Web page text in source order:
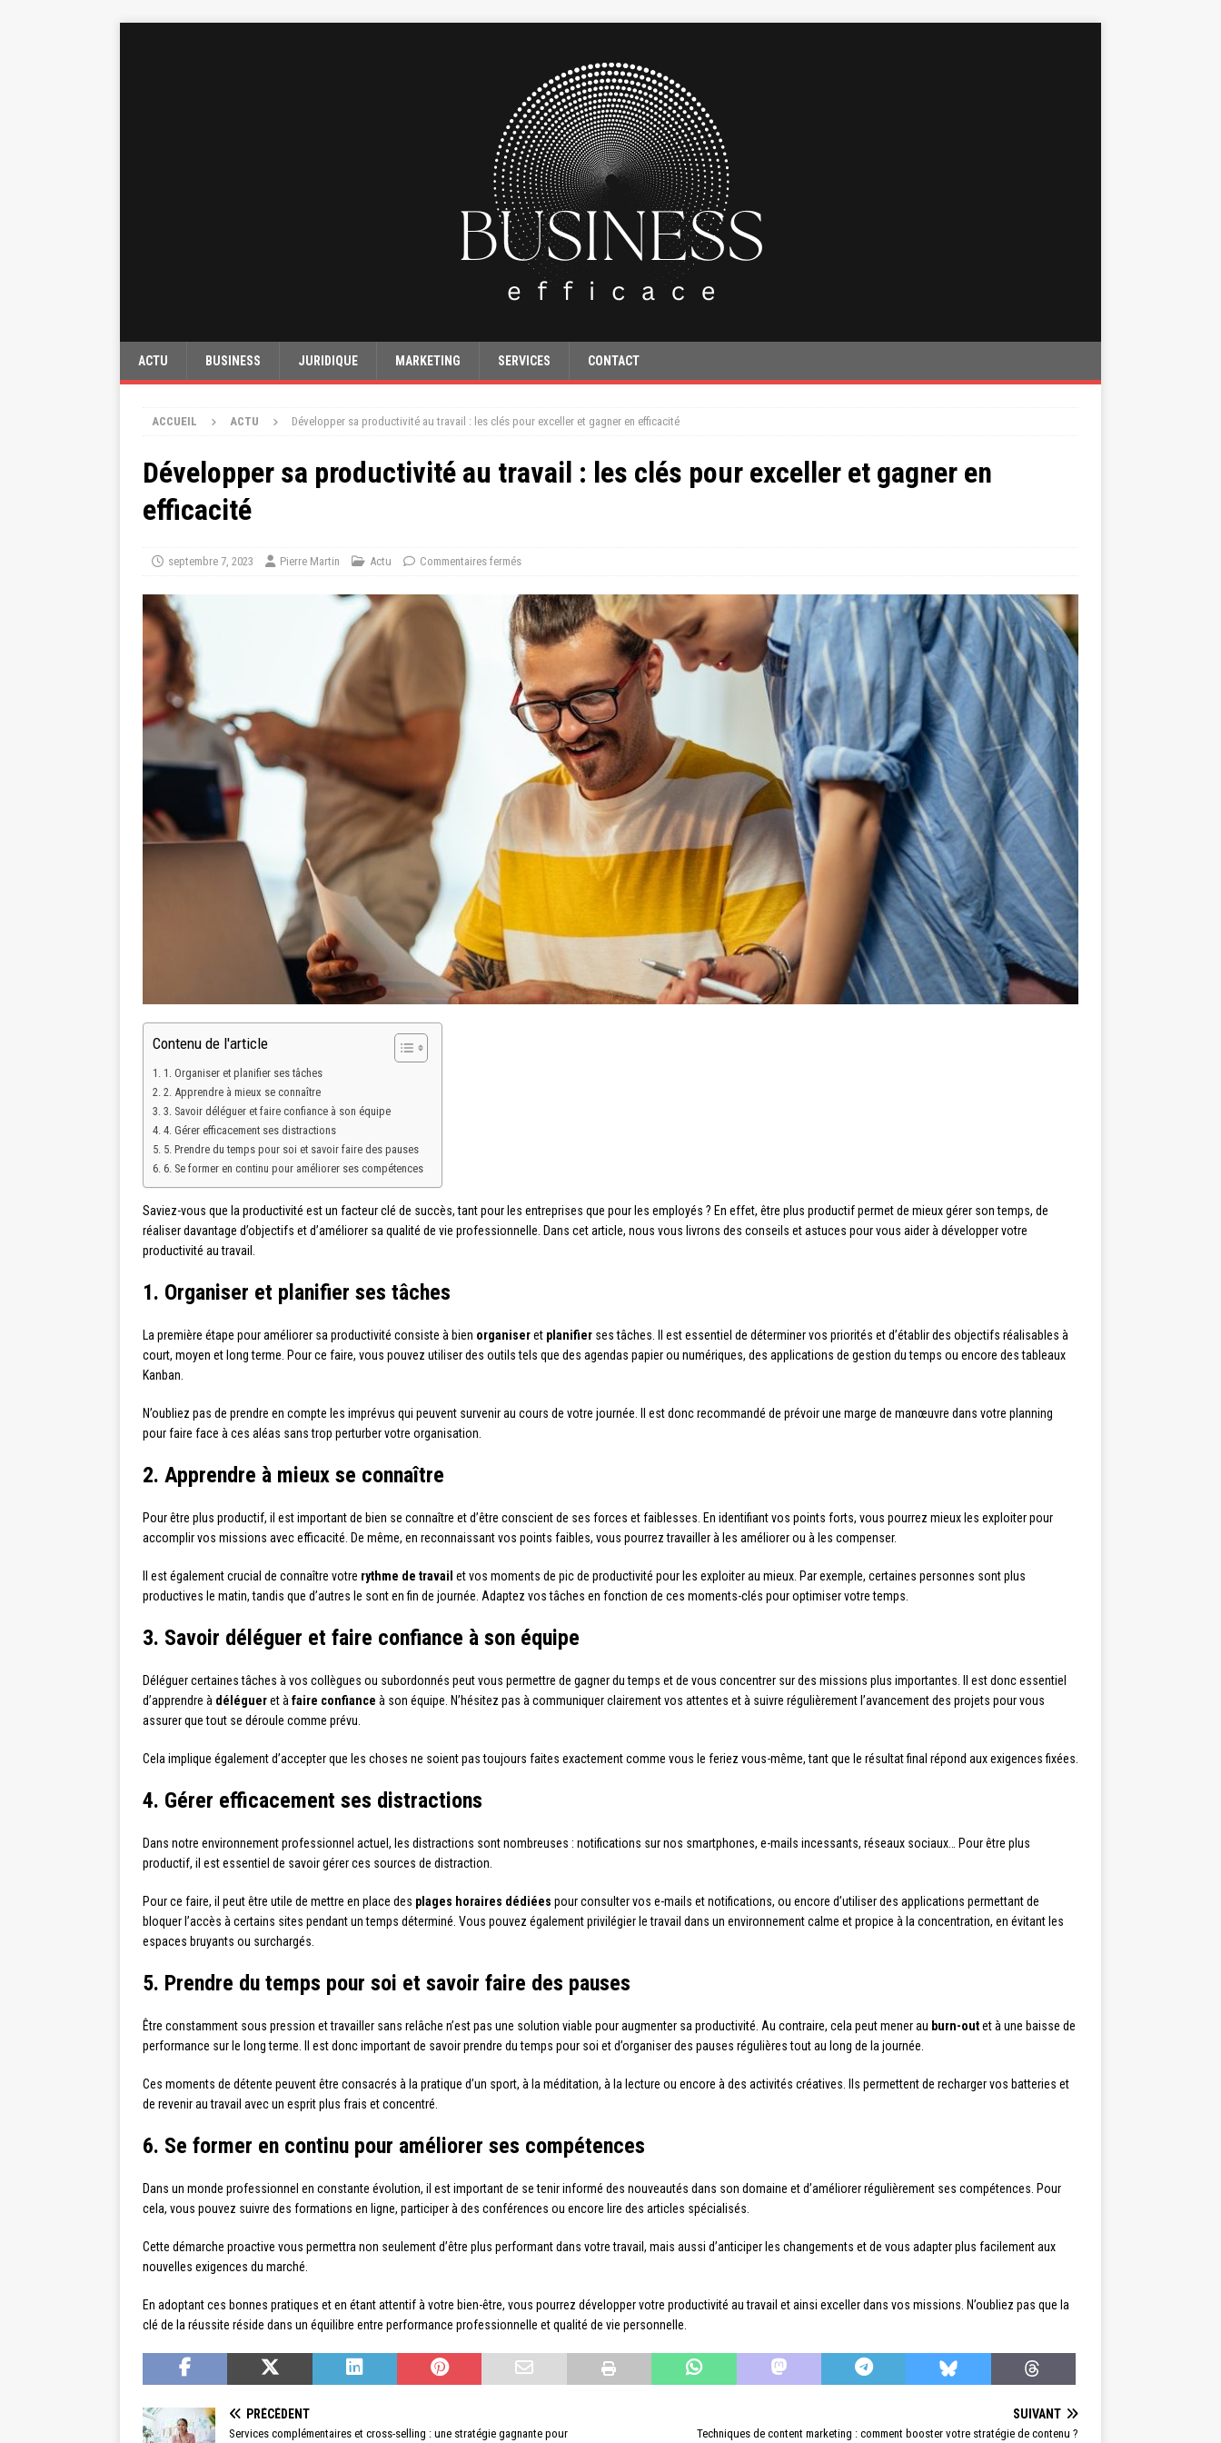
ACTU BUSINESS JURIDIQUE MARKETING SERVICES CONTACT
ACCUEIL ACTU Développer sa productivité au travail : les clés pour exceller et gagner en efficacité
Développer sa productivité au travail : les clés pour exceller et gagner en
efficacité
septembre 7, 2023 Pierre Martin Actu Commentaires fermés
Contenu de l'article
1. Organiser et planifier ses tâches
2. Apprendre à mieux se connaître
3. Savoir déléguer et faire confiance à son équipe
4. Gérer efficacement ses distractions
5. Prendre du temps pour soi et savoir faire des pauses
6. Se former en continu pour améliorer ses compétences
Saviez-vous que la productivité est un facteur clé de succès, tant pour les entreprises que pour les employés ? En effet, être plus productif permet de mieux gérer son temps, de
réaliser davantage d’objectifs et d’améliorer sa qualité de vie professionnelle. Dans cet article, nous vous livrons des conseils et astuces pour vous aider à développer votre
productivité au travail.
1. Organiser et planifier ses tâches
La première étape pour améliorer sa productivité consiste à bien organiseret planifier ses tâches. Il est essentiel de déterminer vos priorités et d’établir des objectifs réalisables à
court, moyen et long terme. Pour ce faire, vous pouvez utiliser des outils tels que des agendas papier ou numériques, des applications de gestion du temps ou encore des tableaux
Kanban.
N’oubliez pas de prendre en compte les imprévus qui peuvent survenir au cours de votre journée. Il est donc recommandé de prévoir une marge de manœuvre dans votre planning
pour faire face à ces aléas sans trop perturber votre organisation.
2. Apprendre à mieux se connaître
Pour être plus productif, il est important de bien se connaître et d’être conscient de ses forces et faiblesses. En identifiant vos points forts, vous pourrez mieux les exploiter pour
accomplir vos missions avec efficacité. De même, en reconnaissant vos points faibles, vous pourrez travailler à les améliorer ou à les compenser.
Il est également crucial de connaître votre rythme de travail et vos moments de pic de productivité pour les exploiter au mieux. Par exemple, certaines personnes sont plus
productives le matin, tandis que d’autres le sont en fin de journée. Adaptez vos tâches en fonction de ces moments-clés pour optimiser votre temps.
3. Savoir déléguer et faire confiance à son équipe
Déléguer certaines tâches à vos collègues ou subordonnés peut vous permettre de gagner du temps et de vous concentrer sur des missions plus importantes. Il est donc essentiel
d’apprendre à délégueret à faire confiance à son équipe. N’hésitez pas à communiquer clairement vos attentes et à suivre régulièrement l’avancement des projets pour vous
assurer que tout se déroule comme prévu.
Cela implique également d’accepter que les choses ne soient pas toujours faites exactement comme vous le feriez vous-même, tant que le résultat final répond aux exigences fixées.
4. Gérer efficacement ses distractions
Dans notre environnement professionnel actuel, les distractions sont nombreuses : notifications sur nos smartphones, e-mails incessants, réseaux sociaux… Pour être plus
productif, il est essentiel de savoir gérer ces sources de distraction.
Pour ce faire, il peut être utile de mettre en place des plages horaires dédiées pour consulter vos e-mails et notifications, ou encore d’utiliser des applications permettant de
bloquer l’accès à certains sites pendant un temps déterminé. Vous pouvez également privilégier le travail dans un environnement calme et propice à la concentration, en évitant les
espaces bruyants ou surchargés.
5. Prendre du temps pour soi et savoir faire des pauses
Être constamment sous pression et travailler sans relâche n’est pas une solution viable pour augmenter sa productivité. Au contraire, cela peut mener au burn-outet à une baisse de
performance sur le long terme. Il est donc important de savoir prendre du temps pour soi et d’organiser des pauses régulières tout au long de la journée.
Ces moments de détente peuvent être consacrés à la pratique d’un sport, à la méditation, à la lecture ou encore à des activités créatives. Ils permettent de recharger vos batteries et
de revenir au travail avec un esprit plus frais et concentré.
6. Se former en continu pour améliorer ses compétences
Dans un monde professionnel en constante évolution, il est important de se tenir informé des nouveautés dans son domaine et d’améliorer régulièrement ses compétences. Pour
cela, vous pouvez suivre des formations en ligne, participer à des conférences ou encore lire des articles spécialisés.
Cette démarche proactive vous permettra non seulement d’être plus performant dans votre travail, mais aussi d’anticiper les changements et de vous adapter plus facilement aux
nouvelles exigences du marché.
En adoptant ces bonnes pratiques et en étant attentif à votre bien-être, vous pourrez développer votre productivité au travail et ainsi exceller dans vos missions. N’oubliez pas que la
clé de la réussite réside dans un équilibre entre performance professionnelle et qualité de vie personnelle.
PRÉCÉDENT
Services complémentaires et cross-selling : une stratégie gagnante pour
SUIVANT
Techniques de content marketing : comment booster votre stratégie de contenu ?